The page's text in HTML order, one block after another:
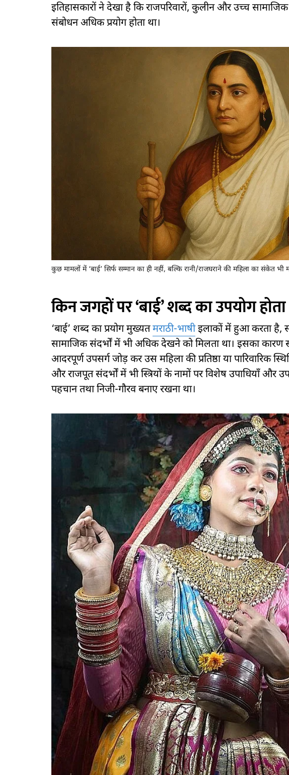
इतिहासकारों ने देखा है कि राजपरिवारों, कुलीन और उच्च
संबोधन अधिक प्रयोग होता था।
कुछ मामलों में ‘बाई’ सिर्फ सम्मान का ही नहीं, बल्कि रानी/राजघराने की महिला का संकेत भी
किन जगहों पर ‘बाई’ शब्द का उपयोग होता
‘बाई’ शब्द का प्रयोग मुख्यतमराठी-भाषीइलाकों में हुआ करता है,
सामाजिक संदर्भों में भी अधिक देखने को मिलता था। इसका
आदरपूर्ण उपसर्ग जोड़ कर उस महिला की प्रतिष्ठा या पारिवारिक
और राजपूत संदर्भों में भी स्त्रियों के नामों पर विशेष उपाधियाँ और
पहचान तथा निजी-गौरव बनाए रखना था।